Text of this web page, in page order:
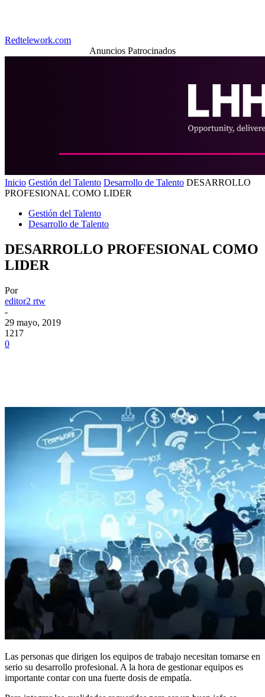
Redtelework.com
Anuncios Patrocinados
Inicio Gestión del Talento Desarrollo de Talento DESARROLLO
PROFESIONAL COMO LIDER
Gestión del Talento
Desarrollo de Talento
DESARROLLO PROFESIONAL COMO
LIDER
Por
editor2 rtw
-
29 mayo, 2019
1217
0
Las personas que dirigen los equipos de trabajo necesitan tomarse en
serio su desarrollo profesional. A la hora de gestionar equipos es
importante contar con una fuerte dosis de empatía.